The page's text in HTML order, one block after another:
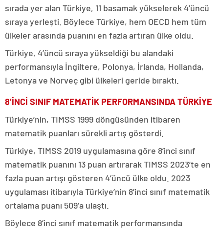
sırada yer alan Türkiye, 11 basamak yükselerek 4’üncü
sıraya yerleşti. Böylece Türkiye, hem OECD hem tüm
ülkeler arasında puanını en fazla artıran ülke oldu.
Türkiye, 4’üncü sıraya yükseldiği bu alandaki
performansıyla İngiltere, Polonya, İrlanda, Hollanda,
Letonya ve Norveç gibi ülkeleri geride bıraktı.
8’İNCİ SINIF MATEMATİK PERFORMANSINDA TÜRKİYE
Türkiye’nin, TIMSS 1999 döngüsünden itibaren
matematik puanları sürekli artış gösterdi.
Türkiye, TIMSS 2019 uygulamasına göre 8’inci sınıf
matematik puanını 13 puan artırarak TIMSS 2023’te en
fazla puan artışı gösteren 4’üncü ülke oldu. 2023
uygulaması itibarıyla Türkiye’nin 8’inci sınıf matematik
ortalama puanı 509’a ulaştı.
Böylece 8’inci sınıf matematik performansında